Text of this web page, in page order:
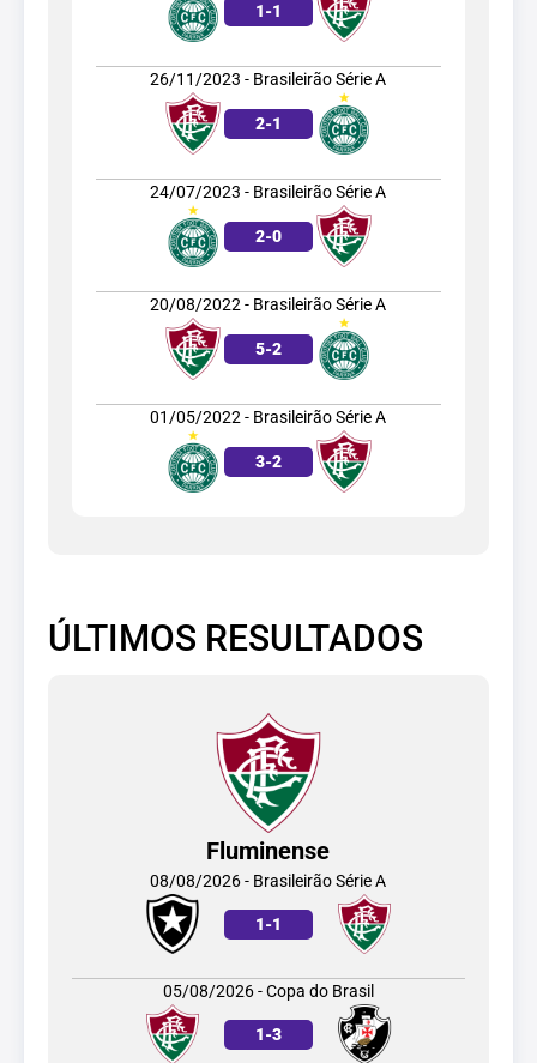
1-1
26/11/2023 - Brasileirão Série A
2-1
24/07/2023 - Brasileirão Série A
2-0
20/08/2022 - Brasileirão Série A
5-2
01/05/2022 - Brasileirão Série A
3-2
ÚLTIMOS RESULTADOS
Fluminense
08/08/2026 - Brasileirão Série A
1-1
05/08/2026 - Copa do Brasil
1-3